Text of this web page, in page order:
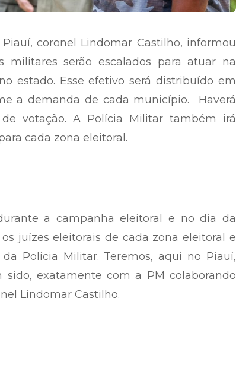
coronel Lindomar Castilho, informou
militares serão escalados para atuar na
estado. Esse efetivo será distribuído em
a demanda de cada município. Haverá
votação. A Polícia Militar também irá
cada zona eleitoral.
a campanha eleitoral e no dia da
juízes eleitorais de cada zona eleitoral e
Polícia Militar. Teremos, aqui no Piauí,
exatamente com a PM colaborando
Lindomar Castilho.